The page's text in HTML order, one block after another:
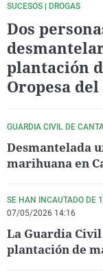
SUCESOS | DROGAS
Dos
plantación
Oropesa
GUARDIA CIVIL DE
Desmantelada
marihuana en
SE HAN INCAUTADO DE
07/05/2026 14:16
La Guardia
plantación de